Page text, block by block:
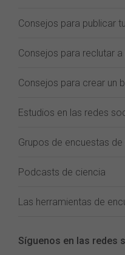
Consejos para publicar
Consejos para reclutar
Consejos para crear un
Estudios en las redes
Grupos de encuestas
Podcasts de ciencia
Las herramientas de
Síguenos en las redes